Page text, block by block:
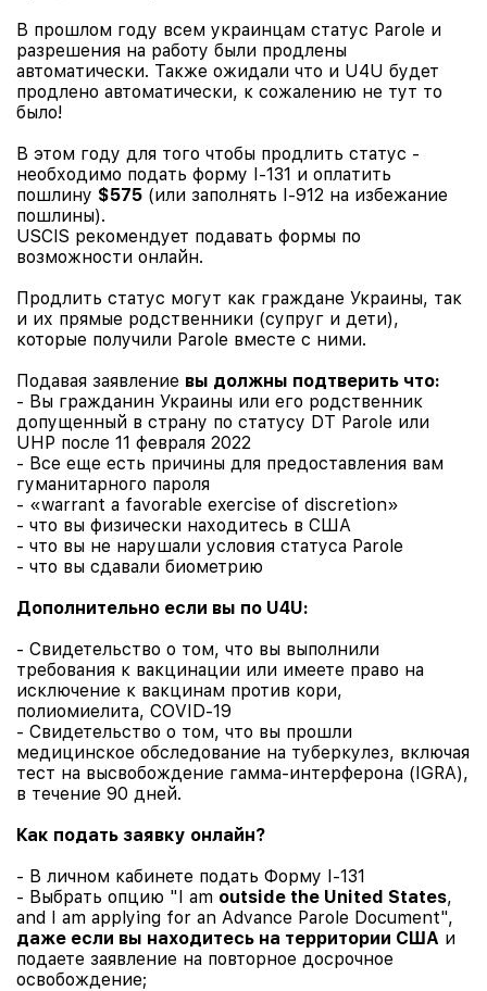
В прошлом году всем украинцам статус Parole и
разрешения на работу были продлены
автоматически. Также ожидали что и U4U будет
продлено автоматически, к сожалению не тут то
было!
В этом году для того чтобы продлить статус -
необходимо подать форму I-131 и оплатить
пошлину $575 (или заполнять I-912 на избежание
пошлины).
USCIS рекомендует подавать формы по
возможности онлайн.
Продлить статус могут как граждане Украины, так
и их прямые родственники (супруг и дети),
которые получили Parole вместе с ними.
Подавая заявление вы должны подтверить что:
- Вы гражданин Украины или его родственник
допущенный в страну по статусу DT Parole или
UHP после 11 февраля 2022
- Все еще есть причины для предоставления вам
гуманитарного пароля
- «warrant a favorable exercise of discretion»
- что вы физически находитесь в США
- что вы не нарушали условия статуса Parole
- что вы сдавали биометрию
Дополнительно если вы по U4U:
- Свидетельство о том, что вы выполнили
требования к вакцинации или имеете право на
исключение к вакцинам против кори,
полиомиелита, COVID-19
- Свидетельство о том, что вы прошли
медицинское обследование на туберкулез, включая
тест на высвобождение гамма-интерферона (IGRA),
в течение 90 дней.
Как подать заявку онлайн?
- В личном кабинете подать Форму I-131
- Выбрать опцию "I am outside the United States,
and I am applying for an Advance Parole Document",
даже если вы находитесь на территории США и
подаете заявление на повторное досрочное
освобождение;